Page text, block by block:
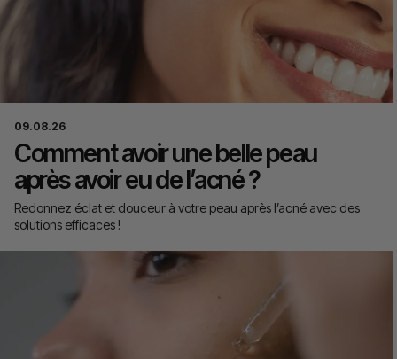
Comment avoir une belle peau
après avoir eu de l’acné ?
09.08.26
Redonnez éclat et douceur à votre peau après l’acné avec des
solutions efficaces !